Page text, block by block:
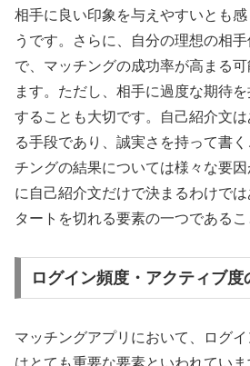
相手に良い印象を与えやすいとも
うです。さらに、自分の理想の相
で、マッチングの成功率が高まる
ます。ただし、相手に過度な期待
することも大切です。自己紹介文
る手段であり、誠実さを持って書
チングの結果については様々な要
に自己紹介文だけで決まるわけで
タートを切れる要素の一つであるこ
ログイン頻度・アクティブ度
マッチングアプリにおいて、ログ